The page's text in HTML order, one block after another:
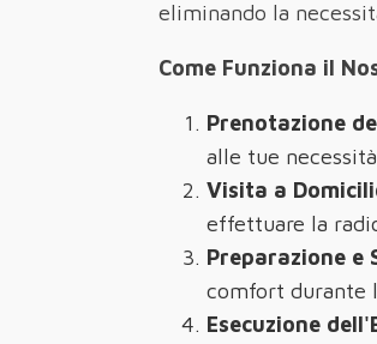
eliminando la
Come Funziona il
Prenotazione
alle tue
Visita a
effettuare la
Preparazione e
comfort durante
Esecuzione